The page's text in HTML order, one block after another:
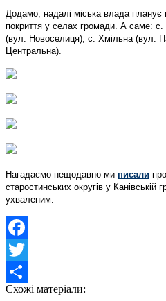
Додамо, надалі міська влада планує
покриття у селах громади. А саме: с.
(вул. Новоселиця), с. Хмільна (вул.
Центральна).
Нагадаємо нещодавно ми писали
старостинських округів у Канівській
ухваленим.
Facebook
Twitter
Share
Схожі матеріали: